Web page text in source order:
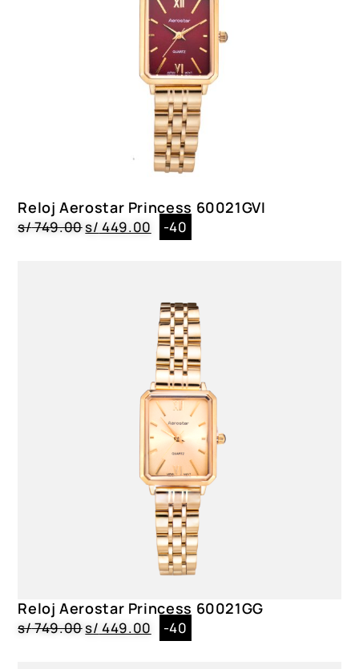
Reloj Aerostar Princess 60021GVI
s/749.00s/ 449.00 -40
Reloj Aerostar Princess 60021GG
s/749.00s/ 449.00 -40